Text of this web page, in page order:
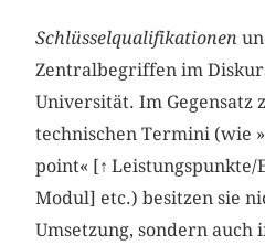
Schlüsselqualifikationen
Zentralbegriffen im
Universität. Im Gegensatz
technischen Termini (wie
point« [↑Leistungspunkte/
Modul] etc.) besitzen sie
Umsetzung, sondern